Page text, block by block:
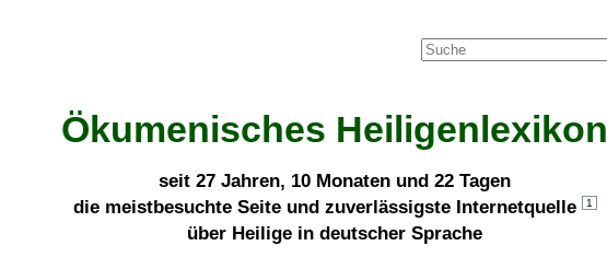
Ökumenisches Heiligenlexikon
seit 27 Jahren, 10 Monaten und 22 Tagen
die meistbesuchte Seite und zuverlässigste Internetquelle
1
über Heilige in deutscher Sprache